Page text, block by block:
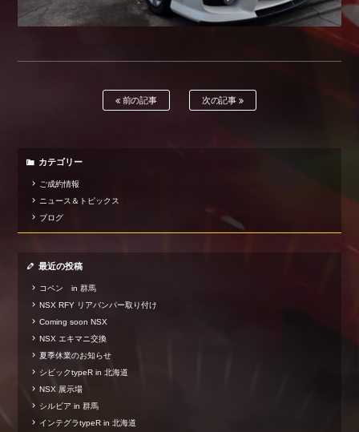
前の記事 次の記事
カテゴリー
ご成約情報
ニュース＆トピックス
ブログ
最近の投稿
コペン in 群馬
NSX RFY リアバンパー取り付け
Coming soon NSX
NSX エキマニ交換
夏季休業のお知らせ
シビックtypeR in 北海道
NSX 展示場
シルビア in 群馬
インテグラtypeR in 北海道